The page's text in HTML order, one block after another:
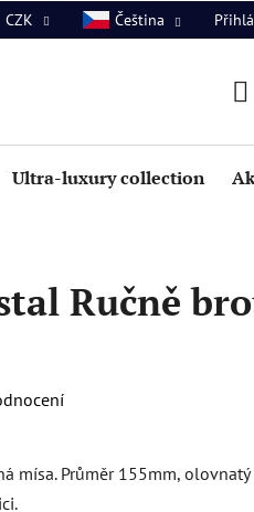
CZK Čeština
Ultra-luxury collection
Ručně
mísa. Průměr 155mm,